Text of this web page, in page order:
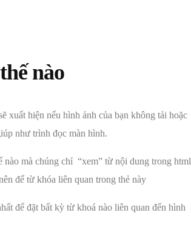
xuất hiện nếu hình ảnh của bạn không tải hoặc
như trình đọc màn hình.
mà chúng chỉ “xem” từ nội dung trong html
để từ khóa liên quan trong thẻ này
để đặt bất kỳ từ khoá nào liên quan đến hình